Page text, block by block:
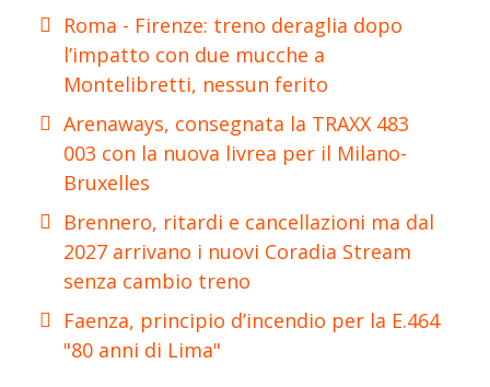
Roma - Firenze: treno deraglia dopo
l’impatto con due mucche a
Montelibretti, nessun ferito
Arenaways, consegnata la TRAXX 483
003 con la nuova livrea per il Milano-
Bruxelles
Brennero, ritardi e cancellazioni ma dal
2027 arrivano i nuovi Coradia Stream
senza cambio treno
Faenza, principio d’incendio per la E.464
"80 anni di Lima"